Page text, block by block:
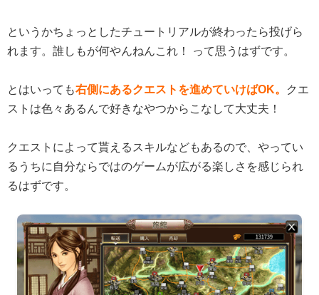
というかちょっとしたチュートリアルが終わったら投げら
れます。誰しもが何やんねんこれ！ って思うはずです。
とはいっても右側にあるクエストを進めていけばOK。
クエ
ストは色々あるんで好きなやつからこなして大丈夫！
クエストによって貰えるスキルなどもあるので、やってい
るうちに自分ならではのゲームが広がる楽しさを感じられ
るはずです。